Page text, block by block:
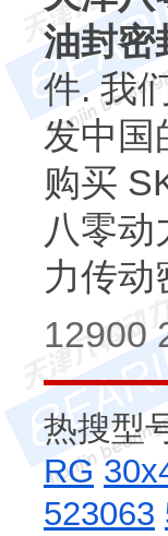
油封密
件. 我
发中国
购买
八零
力传动
12900
热搜型
RG
523063